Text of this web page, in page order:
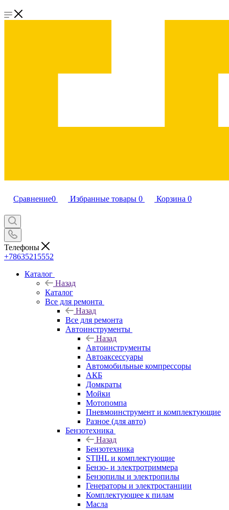
Сравнение0 Избранные товары 0 Корзина 0
Телефоны
+78635215552
Каталог
Назад
Каталог
Все для ремонта
Назад
Все для ремонта
Автоинструменты
Назад
Автоинструменты
Автоаксессуары
Автомобильные компрессоры
АКБ
Домкраты
Мойки
Мотопомпа
Пневмоинструмент и комплектующие
Разное (для авто)
Бензотехника
Назад
Бензотехника
STIHL и комплектующие
Бензо- и электротриммера
Бензопилы и электропилы
Генераторы и электростанции
Комплектующее к пилам
Масла